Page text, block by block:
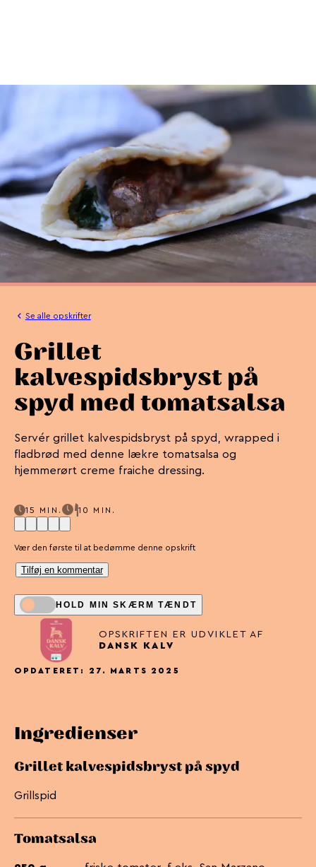
Se alle opskrifter
Grillet
kalvespidsbryst på
spyd med tomatsalsa
Servér grillet kalvespidsbryst på spyd, wrapped i
fladbrød med denne lækre tomatsalsa og
hjemmerørt creme fraiche dressing.
15 MIN. 10 MIN.
Vær den første til at bedømme denne opskrift
Tilføj en kommentar
HOLD MIN SKÆRM TÆNDT
OPSKRIFTEN ER UDVIKLET AF
DANSK KALV
OPDATERET: 27. MARTS 2025
Ingredienser
Grillet kalvespidsbryst på spyd
Grillspid
Tomatsalsa